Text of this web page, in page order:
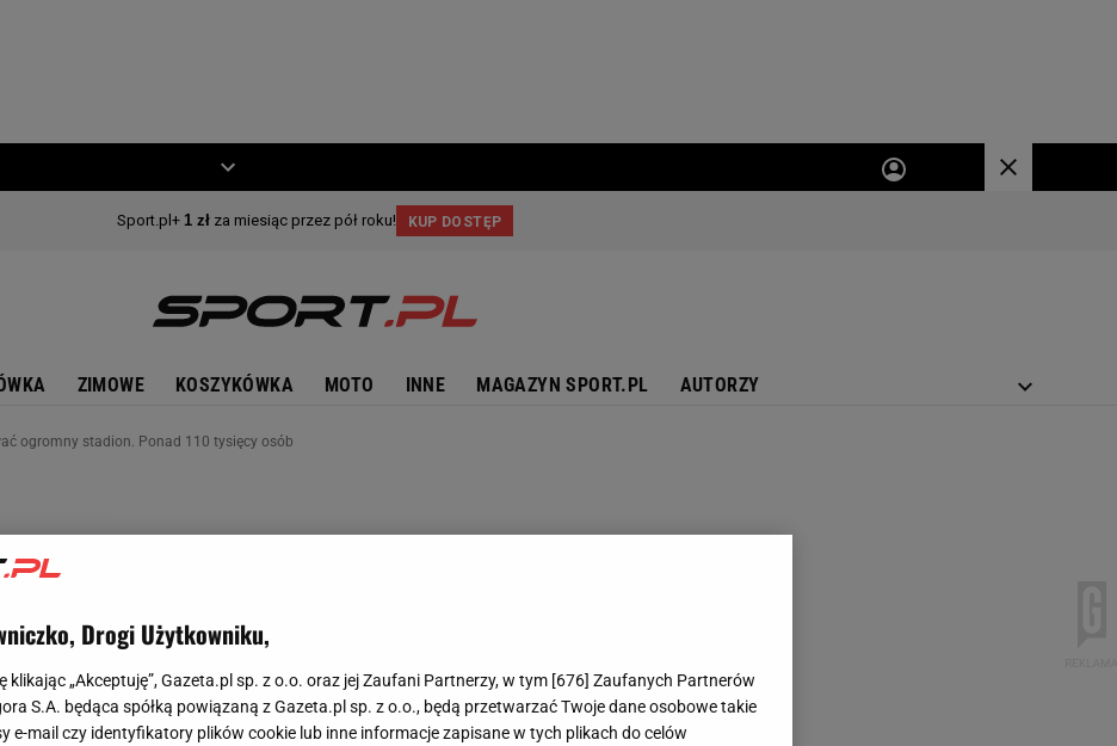
ZIMOWE KOSZYKÓWKA MOTO INNE MAGAZYN SPORT.PL AUTORZY
ogromny stadion. Ponad 110 tysięcy osób
Drogi Użytkowniku,
klikając „Akceptuję”, Gazeta.pl sp. z o.o. oraz jej Zaufani Partnerzy, w tym [676] Zaufanych Partnerów
S.A. będąca spółką powiązaną z Gazeta.pl sp. z o.o., będą przetwarzać Twoje dane osobowe takie
e-mail czy identyfikatory plików cookie lub inne informacje zapisane w tych plikach do celów